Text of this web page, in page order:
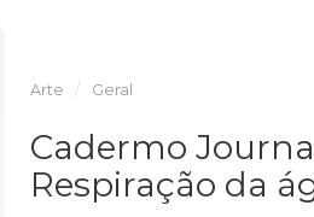
Arte Geral
Cadermo
Respiração da